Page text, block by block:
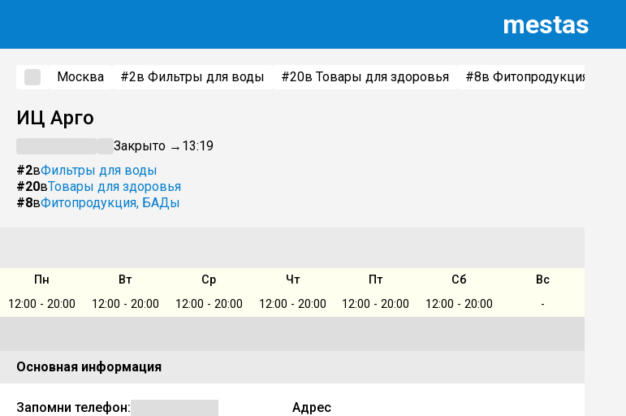
mestas
Москва #2в Фильтры для воды #20в Товары для здоровья #8в Фитопродукция, БАДы
ИЦ Арго
Закрыто → 13:19
#2вФильтры для воды
#20вТовары для здоровья
#8вФитопродукция, БАДы
Пн Вт Ср Чт Пт Сб
Вс
12:00 - 20:00
12:00 - 20:00 12:00 - 20:00 12:00 - 20:00 12:00 - 20:00 12:00 - 20:00 -
Основная информация
Запомни телефон:
Адрес